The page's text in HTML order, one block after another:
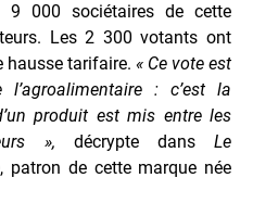
9 000 sociétaires de cette
Les 2 300 votants ont
hausse tarifaire. « Ce vote est
: c’est la
produit est mis entre les
», décrypte dans Le
patron de cette marque née